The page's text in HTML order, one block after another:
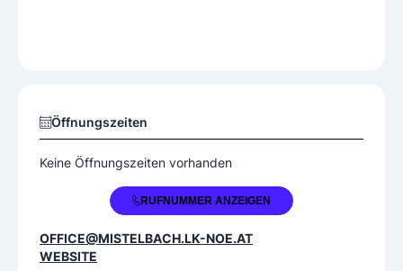
Öffnungszeiten
Keine Öffnungszeiten vorhanden
+43 50 2594 1200RUFNUMMER ANZEIGEN
OFFICE@MISTELBACH.LK-NOE.AT
WEBSITE